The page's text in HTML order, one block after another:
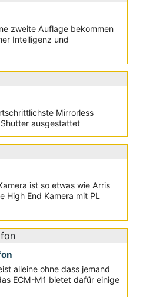
zweite Auflage bekommen
Intelligenz und
Mirrorless
ausgestattet
ist so etwas wie Arris
High End Kamera mit PL
alleine ohne dass jemand
ECM-M1 bietet dafür einige